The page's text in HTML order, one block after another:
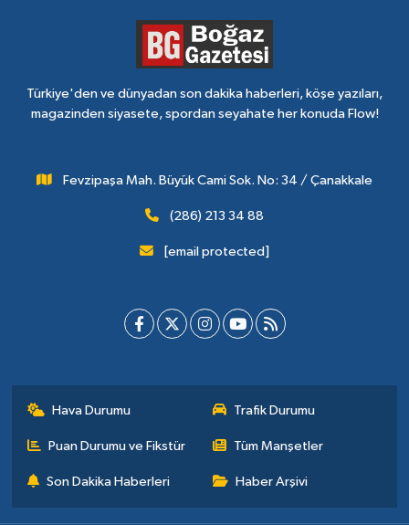
Türkiye'den ve dünyadan son dakika haberleri, köşe yazıları,
magazinden siyasete, spordan seyahate her konuda Flow!
Fevzipaşa Mah. Büyük Cami Sok. No: 34 / Çanakkale
(286) 213 34 88
[email protected]
Hava Durumu Trafik Durumu
Puan Durumu ve Fikstür Tüm Manşetler
Son Dakika Haberleri Haber Arşivi